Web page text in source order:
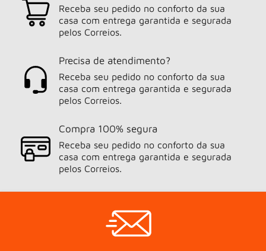
Receba seu pedido no conforto da sua
casa com entrega garantida e segurada
pelos Correios.
Precisa de atendimento?
Receba seu pedido no conforto da sua
casa com entrega garantida e segurada
pelos Correios.
Compra 100% segura
Receba seu pedido no conforto da sua
casa com entrega garantida e segurada
pelos Correios.